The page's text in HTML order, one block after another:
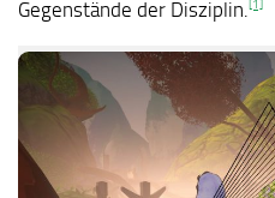
Gegenstände der Disziplin.[1]